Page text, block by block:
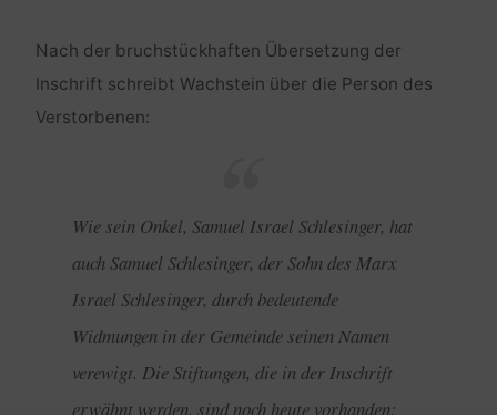
Nach der bruchstückhaften Übersetzung der
Inschrift schreibt Wachstein über die Person des
Verstorbenen:
Wie sein Onkel, Samuel Israel Schlesinger, hat
auch Samuel Schlesinger, der Sohn des Marx
Israel Schlesinger, durch bedeutende
Widmungen in der Gemeinde seinen Namen
verewigt. Die Stiftungen, die in der Inschrift
erwähnt werden, sind noch heute vorhanden: